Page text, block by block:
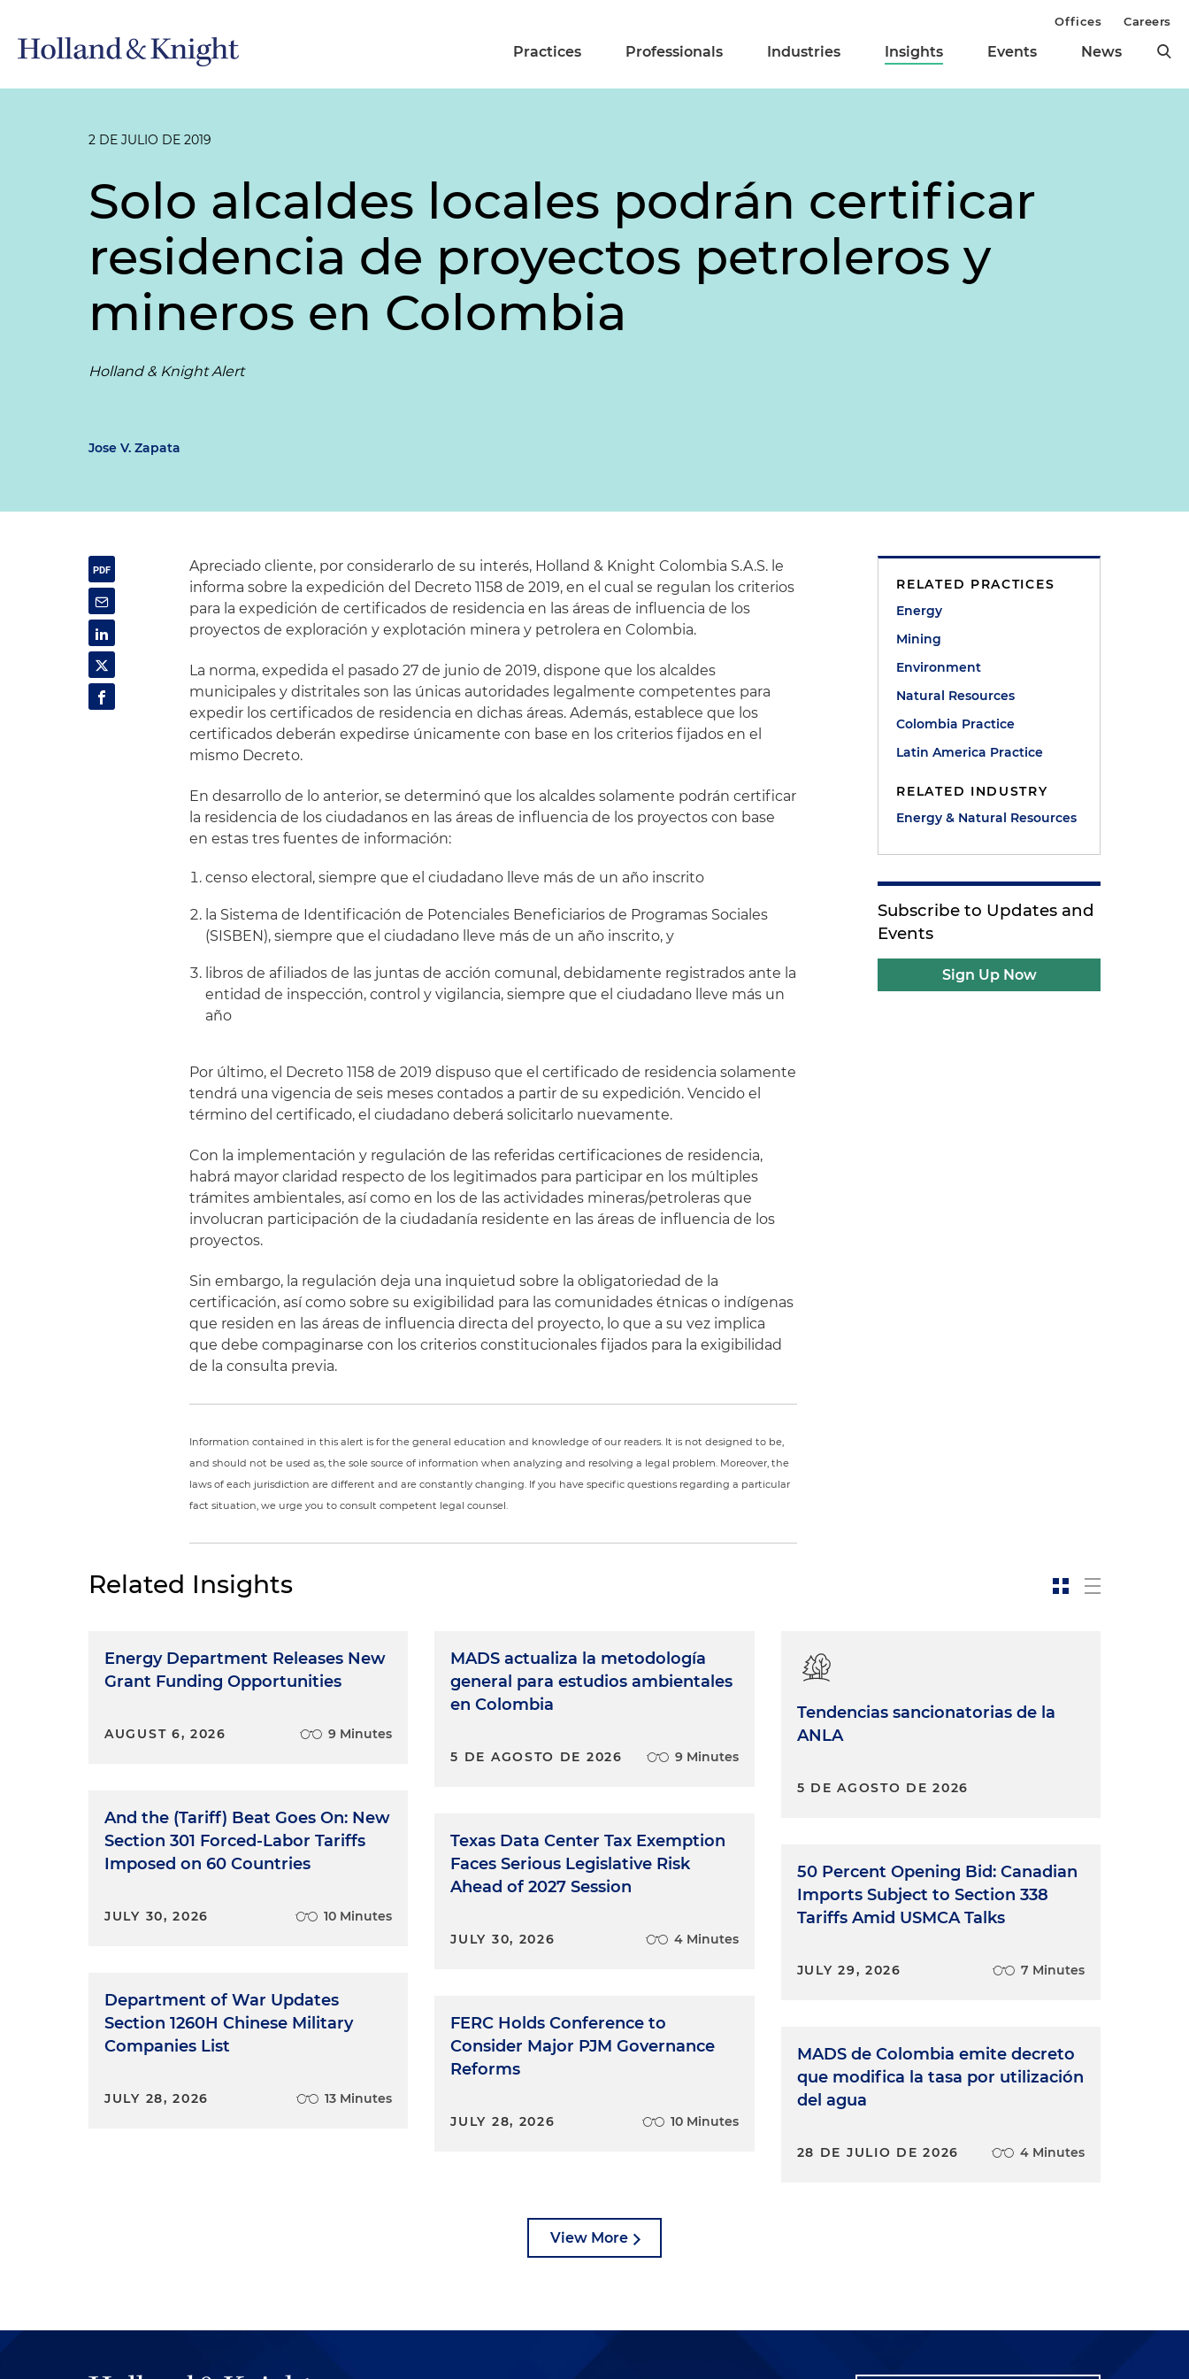
Practices Professionals Industries Insights Events News
Offices Careers
2 DE JULIO DE 2019
Solo alcaldes locales podrán certificar
residencia de proyectos petroleros y
mineros en Colombia
Holland & Knight Alert
Jose V. Zapata
Apreciado cliente, por considerarlo de su interés, Holland & Knight Colombia S.A.S. le
informa sobre la expedición del Decreto 1158 de 2019, en el cual se regulan los criterios
para la expedición de certificados de residencia en las áreas de influencia de los
proyectos de exploración y explotación minera y petrolera en Colombia.
La norma, expedida el pasado 27 de junio de 2019, dispone que los alcaldes
municipales y distritales son las únicas autoridades legalmente competentes para
expedir los certificados de residencia en dichas áreas. Además, establece que los
certificados deberán expedirse únicamente con base en los criterios fijados en el
mismo Decreto.
En desarrollo de lo anterior, se determinó que los alcaldes solamente podrán certificar
la residencia de los ciudadanos en las áreas de influencia de los proyectos con base
en estas tres fuentes de información:
censo electoral, siempre que el ciudadano lleve más de un año inscrito
la Sistema de Identificación de Potenciales Beneficiarios de Programas Sociales
(SISBEN), siempre que el ciudadano lleve más de un año inscrito, y
libros de afiliados de las juntas de acción comunal, debidamente registrados ante la
entidad de inspección, control y vigilancia, siempre que el ciudadano lleve más un
año
Por último, el Decreto 1158 de 2019 dispuso que el certificado de residencia solamente
tendrá una vigencia de seis meses contados a partir de su expedición. Vencido el
término del certificado, el ciudadano deberá solicitarlo nuevamente.
Con la implementación y regulación de las referidas certificaciones de residencia,
habrá mayor claridad respecto de los legitimados para participar en los múltiples
trámites ambientales, así como en los de las actividades mineras/petroleras que
involucran participación de la ciudadanía residente en las áreas de influencia de los
proyectos.
Sin embargo, la regulación deja una inquietud sobre la obligatoriedad de la
certificación, así como sobre su exigibilidad para las comunidades étnicas o indígenas
que residen en las áreas de influencia directa del proyecto, lo que a su vez implica
que debe compaginarse con los criterios constitucionales fijados para la exigibilidad
de la consulta previa.
Information contained in this alert is for the general education and knowledge of our readers. It is not designed to be,
and should not be used as, the sole source of information when analyzing and resolving a legal problem. Moreover, the
laws of each jurisdiction are different and are constantly changing. If you have specific questions regarding a particular
fact situation, we urge you to consult competent legal counsel.
RELATED PRACTICES
Energy
Mining
Environment
Natural Resources
Colombia Practice
Latin America Practice
RELATED INDUSTRY
Energy & Natural Resources
Subscribe to Updates and
Events
Sign Up Now
Related Insights
Energy Department Releases New
Grant Funding Opportunities
AUGUST 6, 2026 9 Minutes
And the (Tariff) Beat Goes On: New
Section 301 Forced-Labor Tariffs
Imposed on 60 Countries
JULY 30, 2026 10 Minutes
Department of War Updates
Section 1260H Chinese Military
Companies List
JULY 28, 2026 13 Minutes
MADS actualiza la metodología
general para estudios ambientales
en Colombia
5 DE AGOSTO DE 2026 9 Minutes
Texas Data Center Tax Exemption
Faces Serious Legislative Risk
Ahead of 2027 Session
JULY 30, 2026 4 Minutes
FERC Holds Conference to
Consider Major PJM Governance
Reforms
JULY 28, 2026 10 Minutes
Tendencias sancionatorias de la
ANLA
5 DE AGOSTO DE 2026
50 Percent Opening Bid: Canadian
Imports Subject to Section 338
Tariffs Amid USMCA Talks
JULY 29, 2026 7 Minutes
MADS de Colombia emite decreto
que modifica la tasa por utilización
del agua
28 DE JULIO DE 2026 4 Minutes
View More